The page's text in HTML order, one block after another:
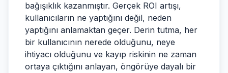
bağışıklık kazanmıştır. Gerçek ROI artışı,
kullanıcıların ne yaptığını değil, neden
yaptığını anlamaktan geçer. Derin tutma, her
bir kullanıcının nerede olduğunu, neye
ihtiyacı olduğunu ve kayıp riskinin ne zaman
ortaya çıktığını anlayan, öngörüye dayalı bir